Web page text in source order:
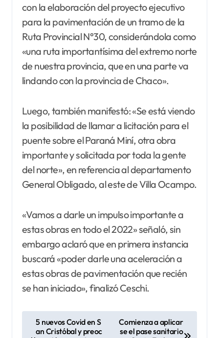
con la elaboración del proyecto ejecutivo
para la pavimentación de un tramo de la
Ruta Provincial N°30, considerándola como
«una ruta importantísima del extremo norte
de nuestra provincia, que en una parte va
lindando con la provincia de Chaco».
Luego, también manifestó: «Se está viendo
la posibilidad de llamar a licitación para el
puente sobre el Paraná Miní, otra obra
importante y solicitada por toda la gente
del norte», en referencia al departamento
General Obligado, al este de Villa Ocampo.
«Vamos a darle un impulso importante a
estas obras en todo el 2022» señaló, sin
embargo aclaró que en primera instancia
buscará «poder darle una aceleración a
estas obras de pavimentación que recién
se han iniciado», finalizó Ceschi.
5 nuevos Covid en S
an Cristóbal y preoc
Comienza a aplicar
se el pase sanitario